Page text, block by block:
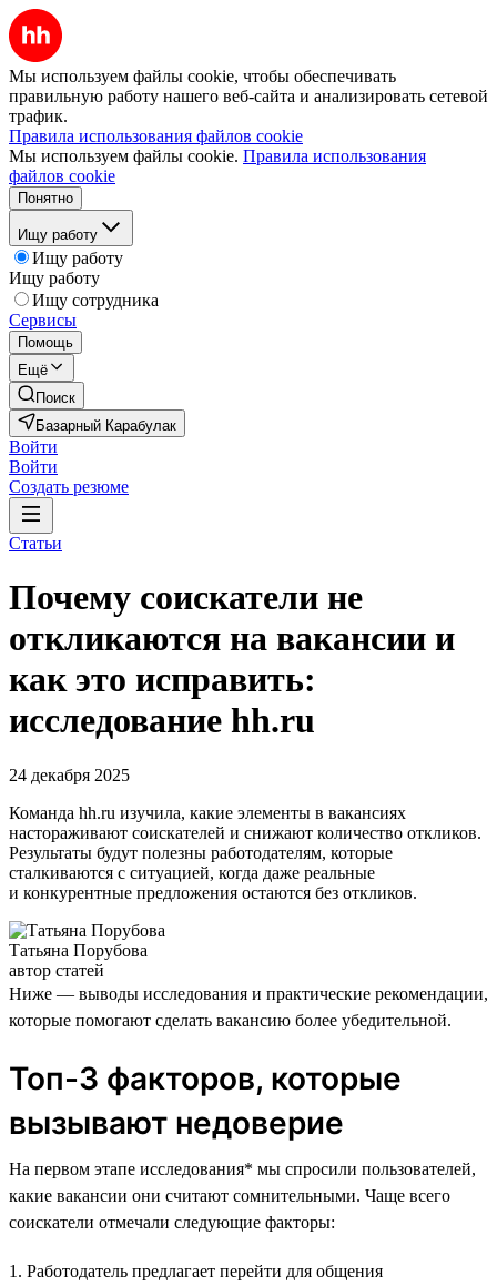
Мы используем файлы cookie, чтобы обеспечивать
правильную работу нашего веб-сайта и анализировать сетевой
трафик.
Правила использования файлов cookie
Мы используем файлы cookie. Правила использования
файлов cookie
Понятно
Ищу работу
Ищу работу
Ищу работу
Ищу сотрудника
Сервисы
Помощь
Ещё
Поиск
Базарный Карабулак
Войти
Войти
Создать резюме
Статьи
Почему соискатели не
откликаются на вакансии и
как это исправить:
исследование hh.ru
24 декабря 2025
Команда hh.ru изучила, какие элементы в вакансиях
настораживают соискателей и снижают количество откликов.
Результаты будут полезны работодателям, которые
сталкиваются с ситуацией, когда даже реальные
и конкурентные предложения остаются без откликов.
Татьяна Порубова
автор статей
Ниже — выводы исследования и практические рекомендации,
которые помогают сделать вакансию более убедительной.
Топ-3 факторов, которые
вызывают недоверие
На первом этапе исследования* мы спросили пользователей,
какие вакансии они считают сомнительными. Чаще всего
соискатели отмечали следующие факторы:
1. Работодатель предлагает перейти для общения